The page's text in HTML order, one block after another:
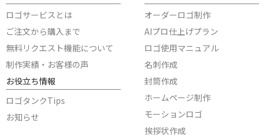
ロゴサービスとは
ご注文から購入まで
無料リクエスト機能について
制作実績・お客様の声
お役立ち情報
ロゴタンクTips
お知らせ
オーダーロゴ制作
AIプロ仕上げプラン
ロゴ使用マニュアル
名刺作成
封筒作成
ホームページ制作
モーションロゴ
挨拶状作成